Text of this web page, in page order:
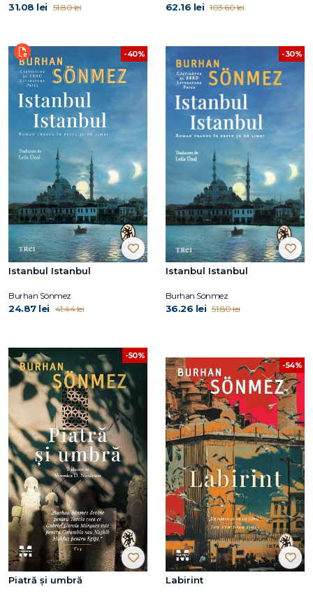
31.08 lei 51.80 lei 62.16 lei 103.60 lei
-40%
Istanbul Istanbul
Burhan Sönmez
24.87 lei 41.44 lei
-30%
Istanbul Istanbul
Burhan Sönmez
36.26 lei 51.80 lei
-50%
Piatră și umbră
-54%
Labirint